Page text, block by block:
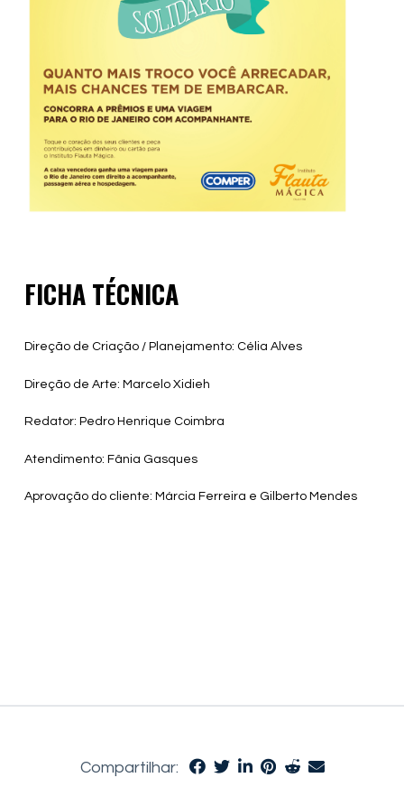
FICHA TÉCNICA
Direção de Criação / Planejamento: Célia Alves
Direção de Arte: Marcelo Xidieh
Redator: Pedro Henrique Coimbra
Atendimento: Fânia Gasques
Aprovação do cliente: Márcia Ferreira e Gilberto Mendes
Compartilhar: